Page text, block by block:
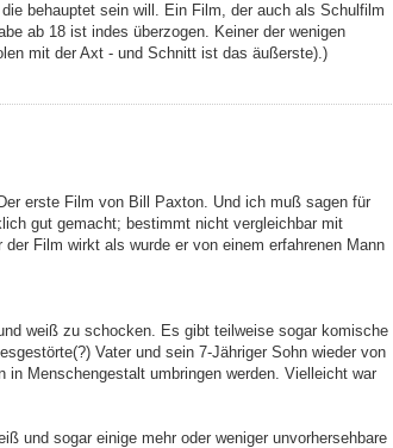
behauptet sein will. Ein Film, der auch als Schulfilm
ab 18 ist indes überzogen. Keiner der wenigen
mit der Axt - und Schnitt ist das äußerste).)
erste Film von Bill Paxton. Und ich muß sagen für
gut gemacht; bestimmt nicht vergleichbar mit
der Film wirkt als wurde er von einem erfahrenen Mann
weiß zu schocken. Es gibt teilweise sogar komische
Vater und sein 7-Jähriger Sohn wieder von
in Menschengestalt umbringen werden. Vielleicht war
und sogar einige mehr oder weniger unvorhersehbare